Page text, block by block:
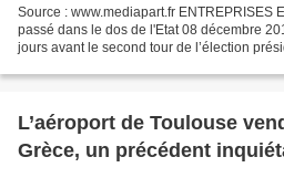
Source : www.mediapart.fr ENTREPRISES
passé dans le dos de l'Etat 08 décembre
jours avant le second tour de l’élection
L’aéroport de Toulouse
Grèce, un précédent